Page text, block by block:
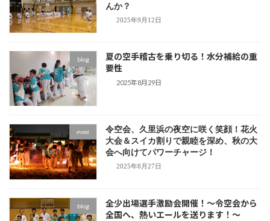
んか？
2025年9月12日
blog
夏の空手稽古を乗り切る！水分補給の重
要性
2025年8月29日
event
令空会、久里浜の夜空に咲く笑顔！花火
大会＆スイカ割りで親睦を深め、秋の大
会へ向けてパワーチャージ！
2025年8月27日
blog
全少出場選手激励会開催！～令空会から
全国へ、熱いエールを送ります！～